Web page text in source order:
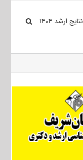
نتایج ارشد ۱۴۰۴